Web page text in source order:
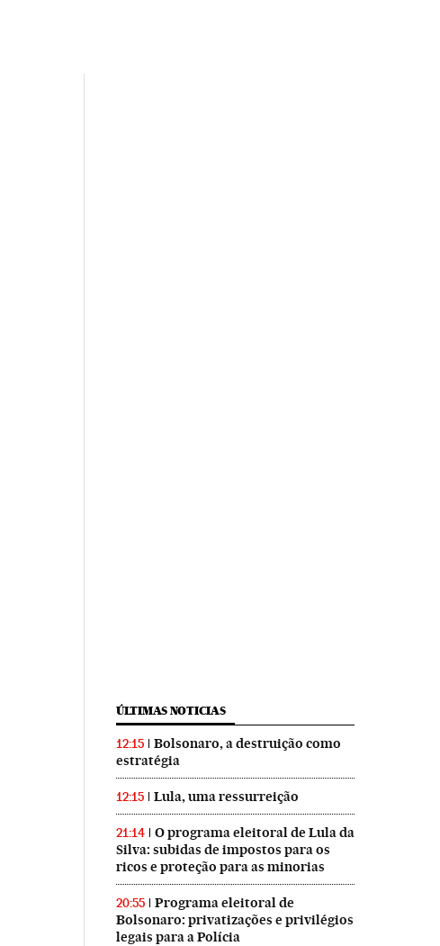
ÚLTIMAS NOTICIAS
12:15
Bolsonaro, a destruição como
estratégia
12:15 Lula, uma ressurreição
21:14
O programa eleitoral de Lula da
Silva: subidas de impostos para os
ricos e proteção para as minorias
20:55
Programa eleitoral de
Bolsonaro: privatizações e privilégios
legais para a Polícia